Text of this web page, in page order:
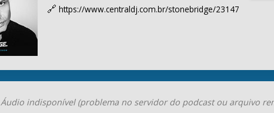
🔗 https://www.centraldj.com.br/stonebridge/23147
Áudio indisponível (problema no servidor do podcast ou arquivo